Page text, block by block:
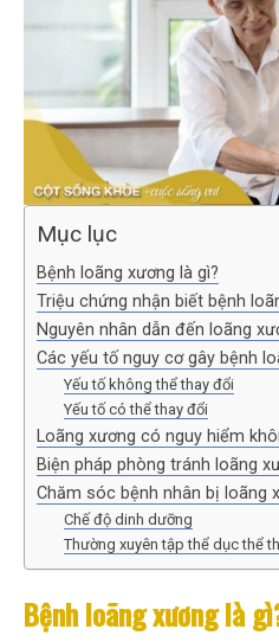
Mục lục
Bệnh loãng xương là gì?
Triệu chứng nhận biết bệnh
Nguyên nhân dẫn đến loãng
Các yếu tố nguy cơ gây bệnh
Yếu tố không thể thay đổi
Yếu tố có thể thay đổi
Loãng xương có nguy hiểm
Biện pháp phòng tránh loãng
Chăm sóc bệnh nhân bị loãng
Chế độ dinh dưỡng
Thường xuyên tập thể dục thể
Bệnh loãng xương là